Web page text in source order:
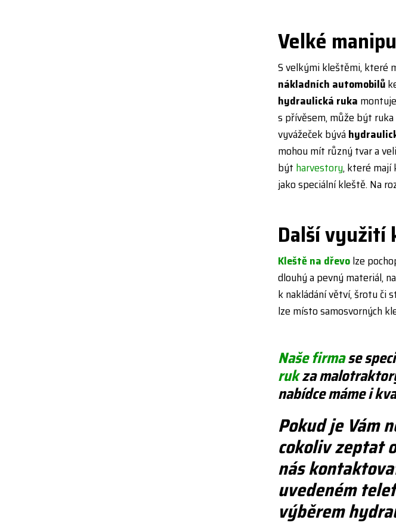
Velké
S velkými kleštěmi, které
nákladních automobilů
hydraulická ruka
s přívěsem, může být
vyvážeček bývá
mohou mít různý tvar a
být harvestory, které mají
jako speciální kleště. Na
Další využití
Kleště na dřevolze
dlouhý a pevný materiál,
k nakládání větví, šrotu či
lze místo samosvorných
Naše firmase
rukza
nabídce máme i
Pokud je Vám
cokoliv zeptat
nás
uvedeném
výběrem